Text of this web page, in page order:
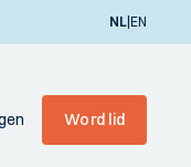
NL|EN
Word lid